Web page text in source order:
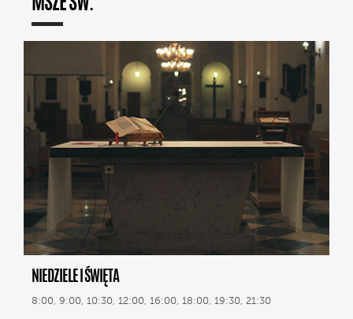
MSZE ŚW.
NIEDZIELE I ŚWIĘTA
8:00, 9:00, 10:30, 12:00, 16:00, 18:00, 19:30, 21:30